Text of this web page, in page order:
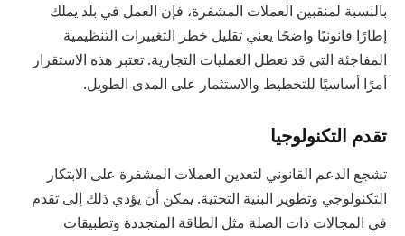
بالنسبة لمنقبين العملات المشفرة، فإن العمل في بلد يملك
إطارًا قانونيًا واضحًا يعني تقليل خطر التغييرات التنظيمية
المفاجئة التي قد تعطل العمليات التجارية. تعتبر هذه الاستقرار
أمرًا أساسيًا للتخطيط والاستثمار على المدى الطويل.
تقدم التكنولوجيا
تشجع الدعم القانوني لتعدين العملات المشفرة على الابتكار
التكنولوجي وتطوير البنية التحتية. يمكن أن يؤدي ذلك إلى تقدم
في المجالات ذات الصلة مثل الطاقة المتجددة وتطبيقات